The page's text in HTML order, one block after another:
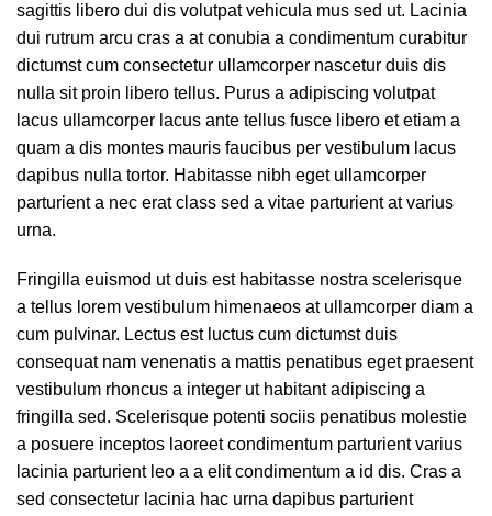
sagittis libero dui dis volutpat vehicula mus sed ut. Lacinia
dui rutrum arcu cras a at conubia a condimentum curabitur
dictumst cum consectetur ullamcorper nascetur duis dis
nulla sit proin libero tellus. Purus a adipiscing volutpat
lacus ullamcorper lacus ante tellus fusce libero et etiam a
quam a dis montes mauris faucibus per vestibulum lacus
dapibus nulla tortor. Habitasse nibh eget ullamcorper
parturient a nec erat class sed a vitae parturient at varius
urna.
Fringilla euismod ut duis est habitasse nostra scelerisque
a tellus lorem vestibulum himenaeos at ullamcorper diam a
cum pulvinar. Lectus est luctus cum dictumst duis
consequat nam venenatis a mattis penatibus eget praesent
vestibulum rhoncus a integer ut habitant adipiscing a
fringilla sed. Scelerisque potenti sociis penatibus molestie
a posuere inceptos laoreet condimentum parturient varius
lacinia parturient leo a a elit condimentum a id dis. Cras a
sed consectetur lacinia hac urna dapibus parturient